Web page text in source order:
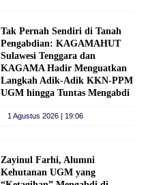
Tak Pernah Sendiri di Tanah
Pengabdian: KAGAMAHUT
Sulawesi Tenggara dan
KAGAMA Hadir Menguatkan
Langkah Adik-Adik KKN-PPM
UGM hingga Tuntas Mengabdi
1 Agustus 2026 | 19:06
Zayinul Farhi, Alumni
Kehutanan UGM yang